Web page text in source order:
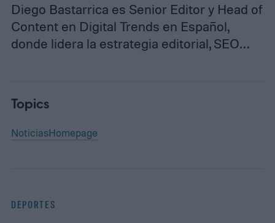
Diego Bastarrica es Senior Editor y Head of
Content en Digital Trends en Español,
donde lidera la estrategia editorial, SEO…
Topics
NoticiasHomepage
DEPORTES